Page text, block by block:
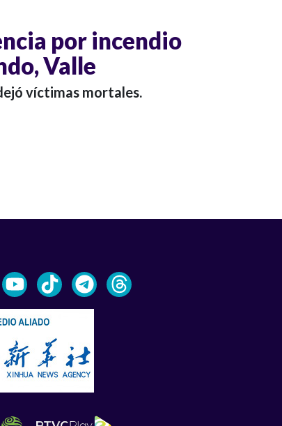
por incendio
Valle
víctimas mortales.